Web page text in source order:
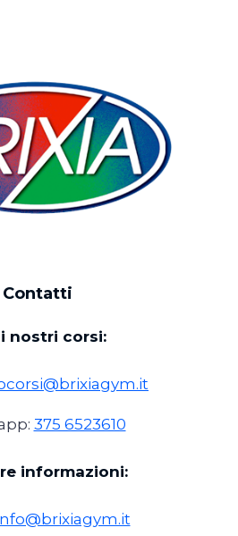
Contatti
i nostri corsi:
375 6523610
informazioni: